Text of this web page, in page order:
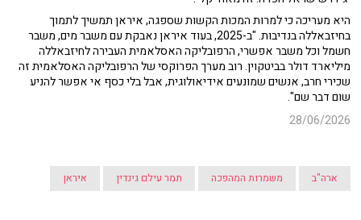
היא מעריכה כי למרות המכות הקשות שספגה, איראן תמשיך לתמוך
בחיזבאללה בנדיבות. "ב-2025, בעוד איראן נאבקת עם משבר מים, משבר
חשמל וכל משבר אפשרי, הרפובליקה האסלאמית העבירה לחיזבאללה
מיליארד דולר בביטקוין. רוב מערך הפרוקסי של הרפובליקה האסלאמית זה
שכירי חרב, אנשים שמונעים אידיאולוגית, אבל בלי כסף אי אפשר להניע
שום דבר שם".
28/06/2026
ארה"ב משמרות המהפכה תמר עילם גינדין איראן